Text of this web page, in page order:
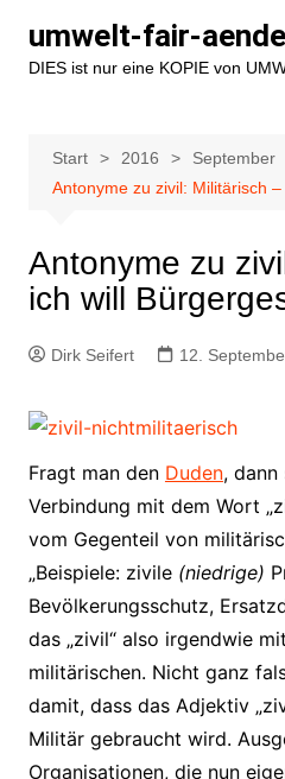
Inhalt
springen
umwelt-fair-
DIES ist nur eine KOPIE von
Start 2016 September
Antonyme zu zivil: Militärisch
Antonyme zu
ich will
Dirk Seifert 12.
Fragt man den Duden, dann
Verbindung mit dem Wort
vom Gegenteil von
„Beispiele: zivile(niedrige)
Bevölkerungsschutz,
das „zivil“ also irgendwie
militärischen. Nicht ganz
damit, dass das Adjektiv
Militär gebraucht wird.
Organisationen, die nun